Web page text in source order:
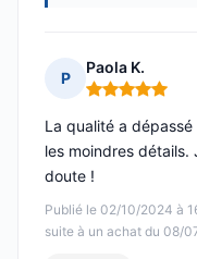
P
Paola K.
Note : 5 sur 5
Publié le 02/10/2024 à
suite à un achat du 08/
La qualité a
les moindres détails.
doute !